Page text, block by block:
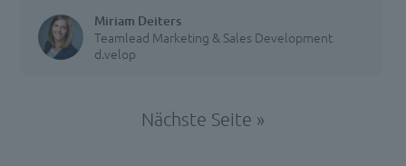
Miriam Deiters
Teamlead Marketing & Sales Development
d.velop
Nächste Seite »